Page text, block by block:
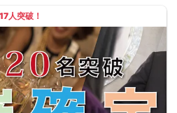
17人突破！